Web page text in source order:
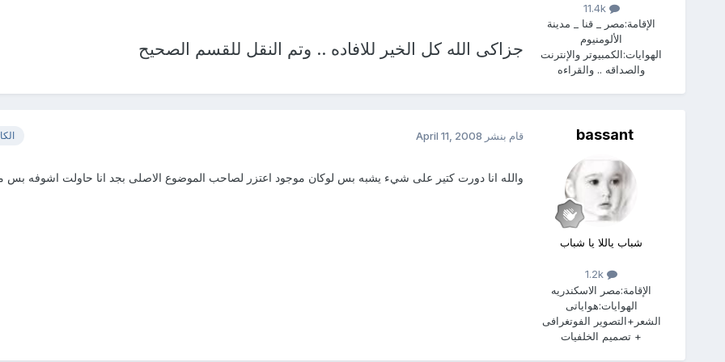
11.4k
الإقامة:مصر _ قنا _ مدينة
الألومنيوم
الهوايات:الكمبيوتر والإنترنت
والصداقه .. والقراءه
جزاكى الله كل الخير للافاده .. وتم النقل للقسم الصحيح
bassant
شباب ياللا يا شباب
1.2k
الإقامة:مصر الاسكندريه
الهوايات:هواياتى
الشعر+التصوير الفوتغرافى
+ تصميم الخلفيات
قام بنشر April 11, 2008
والله انا دورت كتير على شيء يشبه بس لوكان موجود اعتزر لصاحب الموضوع الاصلى بجد انا حاولت اشوفه بس